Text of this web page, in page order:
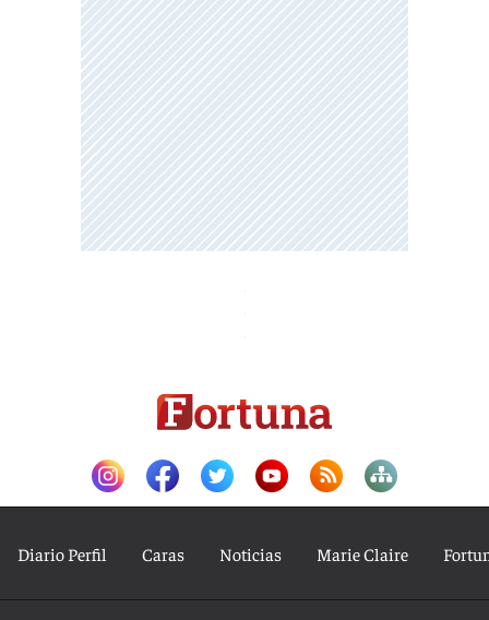
Diario Perfil Caras Noticias Marie Claire